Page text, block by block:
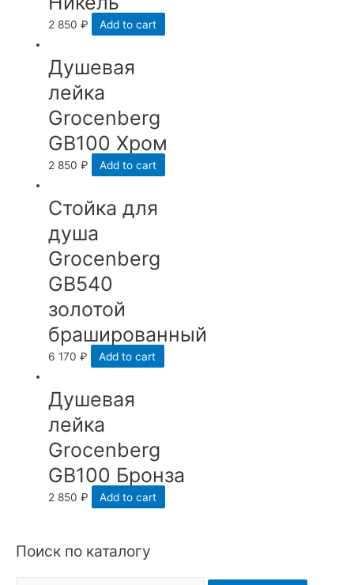
Поиск по каталогу
2 850₽ Add to cart
Душевая
лейка
Grocenberg
GB100 Хром
2 850₽ Add to cart
Стойка для
душа
Grocenberg
GB540
золотой
брашированный
6 170₽ Add to cart
Душевая
лейка
Grocenberg
GB100 Бронза
2 850₽ Add to cart